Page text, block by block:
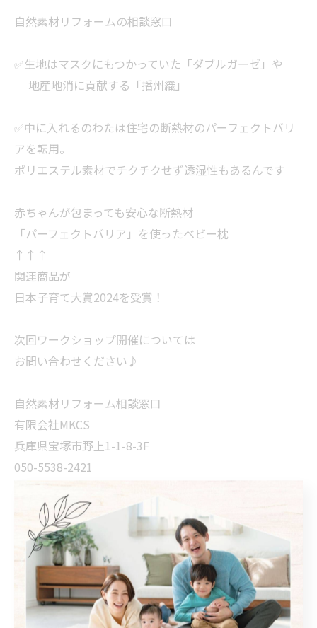
自然素材リフォームの相談窓口
✅生地はマスクにもつかっていた「ダブルガーゼ」や
地産地消に貢献する「播州織」
✅中に入れるのわたは住宅の断熱材のパーフェクトバリ
アを転用。
ポリエステル素材でチクチクせず透湿性もあるんです
赤ちゃんが包まっても安心な断熱材
「パーフェクトバリア」を使ったベビー枕
↑↑↑
関連商品が
日本子育て大賞2024を受賞！
次回ワークショップ開催については
お問い合わせください♪
自然素材リフォーム相談窓口
有限会社MKCS
兵庫県宝塚市野上1-1-8-3F
050-5538-2421
https://iiie-for-you.com/reform/
#ベビー枕 #断熱材 #パーフェクトバリア
#日本子育て大賞 # #宝塚市